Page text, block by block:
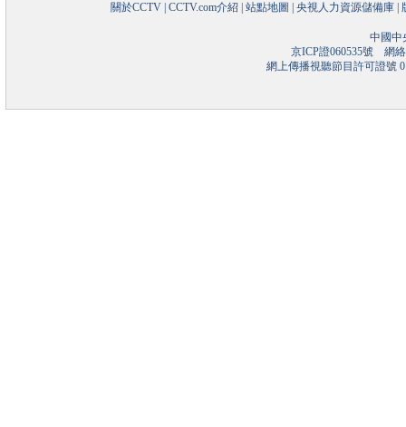
關於CCTV CCTV.com介紹 站點地圖 央視人力資源儲備庫
中國中
京ICP證060535號網絡
網上傳播視聽節目許可證號